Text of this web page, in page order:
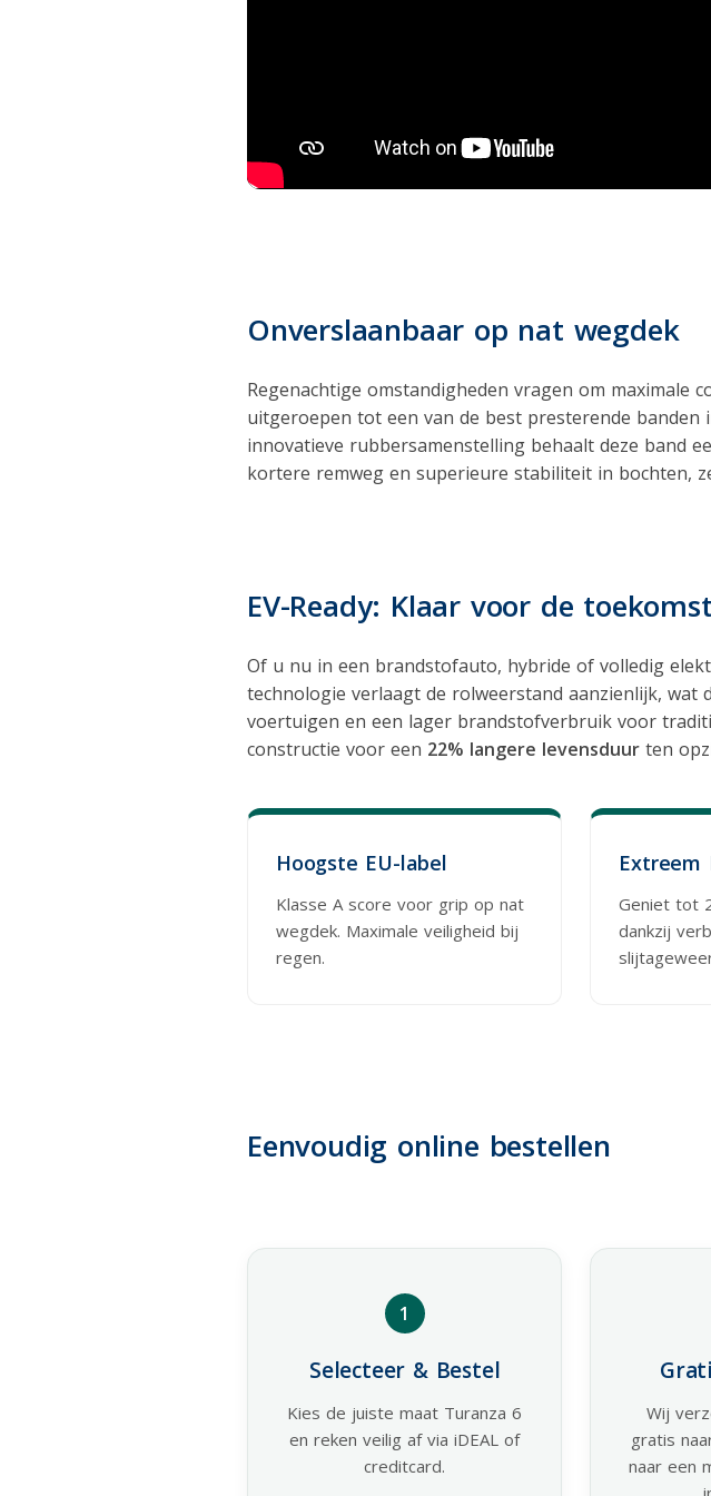
Onverslaanbaar op nat wegdek
Regenachtige omstandigheden vragen om maximale
uitgeroepen tot een van de best presterende
innovatieve rubbersamenstelling behaalt deze band
kortere remweg en superieure stabiliteit in bochten,
EV-Ready: Klaar voor de toekomst
Of u nu in een brandstofauto, hybride of volledig
technologie verlaagt de rolweerstand aanzienlijk,
voertuigen en een lager brandstofverbruik voor
constructie voor een 22% langere levensduur ten
Hoogste EU-label
Klasse A score voor grip op nat
wegdek. Maximale veiligheid bij
regen.
Extreem
Geniet tot
dankzij
Eenvoudig online bestellen
1
Selecteer & Bestel
Kies de juiste maat Turanza 6
en reken veilig af via iDEAL of
creditcard.
Wij
gratis
naar een